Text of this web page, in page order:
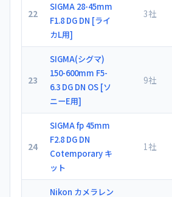
22
SIGMA 28-45mm
F1.8 DG DN [ライ
カL用]
3社
23
SIGMA(シグマ)
150-600mm F5-
6.3 DG DN OS [ソ
ニーE用]
9社
24
SIGMA fp 45mm
F2.8 DG DN
Cotemporary キ
ット
1社
Nikon カメラレン